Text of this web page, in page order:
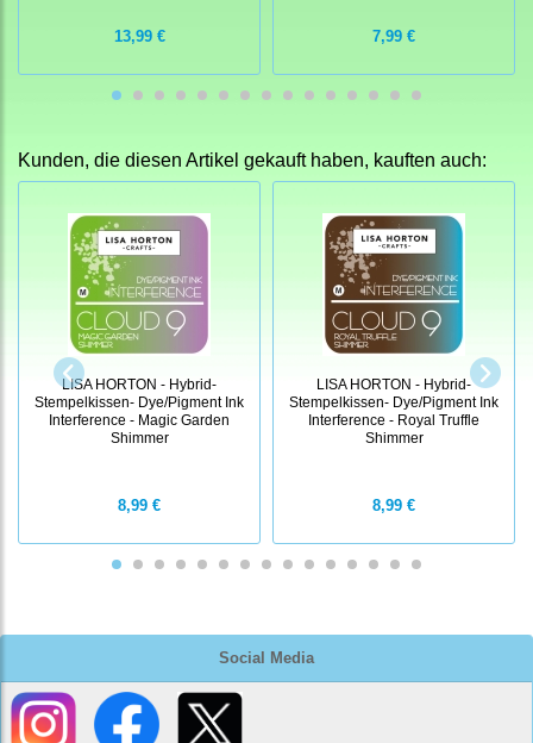
Social Media
13,99 € 7,99 €
Kunden, die diesen Artikel gekauft haben, kauften auch:
LISA HORTON - Hybrid-
Stempelkissen- Dye/Pigment Ink
Interference - Magic Garden
Shimmer
8,99 €
LISA HORTON - Hybrid-
Stempelkissen- Dye/Pigment Ink
Interference - Royal Truffle
Shimmer
8,99 €